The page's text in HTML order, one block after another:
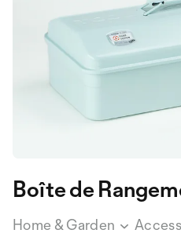
Boîte de
Home & Garden